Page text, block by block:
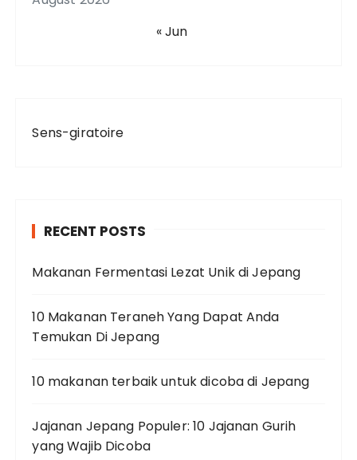
« Jun
Sens-giratoire
RECENT POSTS
Makanan Fermentasi Lezat Unik di Jepang
10 Makanan Teraneh Yang Dapat Anda
Temukan Di Jepang
10 makanan terbaik untuk dicoba di Jepang
Jajanan Jepang Populer: 10 Jajanan Gurih
yang Wajib Dicoba